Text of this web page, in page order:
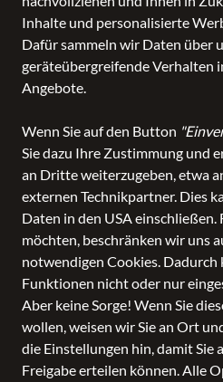
Inhalte und personalisierte
Dafür sammeln wir Daten über
geräteübergreifende Verhalten
Angebote.
Wenn Sie auf den Button
Sie dazu Ihre Zustimmung und
an Dritte weiterzugeben, etwa
externen Technikpartner. Dies
Daten in den USA einschließen.
möchten, beschränken wir uns
notwendigen Cookies.
Funktionen nicht oder nur
Aber keine Sorge! Wenn Sie
wollen, weisen wir Sie an Ort
die Einstellungen hin, damit Sie
Freigabe erteilen können. Alle